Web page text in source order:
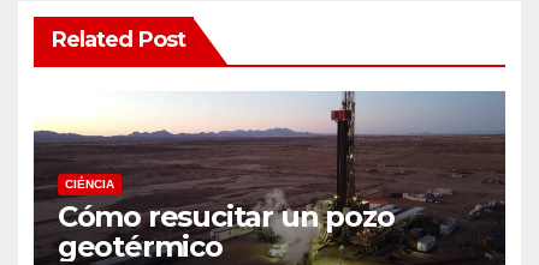
Related Post
CIÉNCIA
Cómo resucitar un pozo
geotérmico